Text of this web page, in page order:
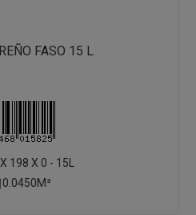
FASO 15 L
198 X 0 - 15L
0.0450M³